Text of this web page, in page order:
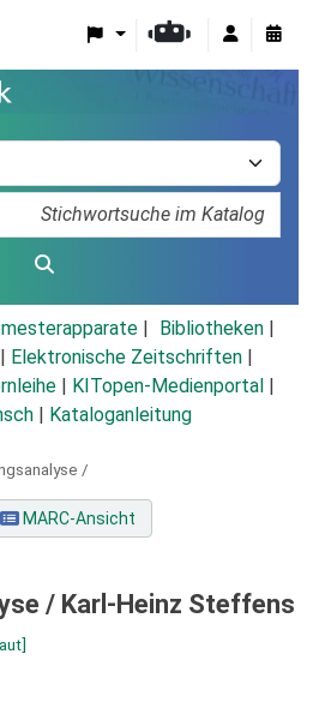
Bibliotheken
Elektronische Zeitschriften
KITopen-Medienportal
Kataloganleitung
/
MARC-Ansicht
/ Karl-Heinz Steffens